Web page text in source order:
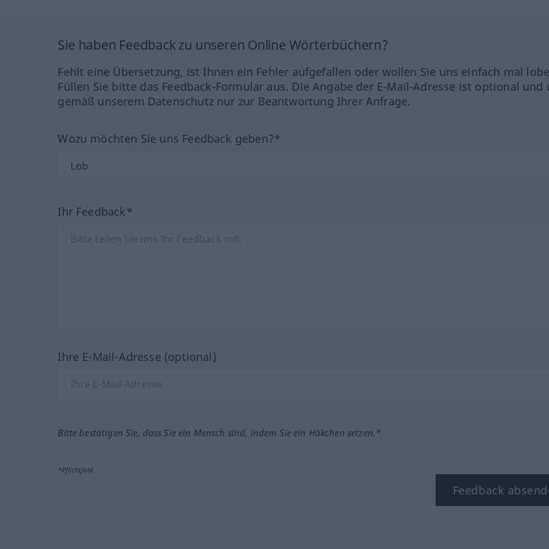
Sie haben Feedback zu unseren Online Wörterbüchern?
Fehlt eine Übersetzung, ist Ihnen ein Fehler aufgefallen oder wollen Sie uns einfach mal
Füllen Sie bitte das Feedback-Formular aus. Die Angabe der E-Mail-Adresse ist optional und
gemäß unserem Datenschutz nur zur Beantwortung Ihrer Anfrage.
Wozu möchten Sie uns Feedback geben?*
Ihr Feedback*
Ihre E-Mail-Adresse (optional)
Bitte bestätigen Sie, dass Sie ein Mensch sind, indem Sie ein Häkchen setzen.*
*Pflichtfeld
Feedback